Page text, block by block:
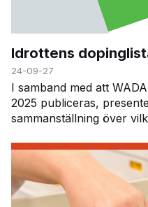
Idrottens
24-09-27
I samband med att
2025 publiceras,
sammanställning över